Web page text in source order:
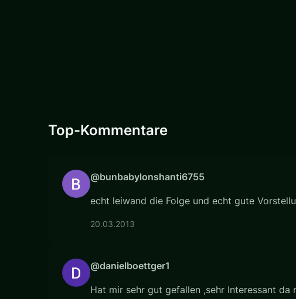
Top-Kommentare
@bunbabylonshanti6755
echt leiwand die Folge und echt gute
20.03.2013
@danielboettger1
Hat mir sehr gut gefallen ,sehr Interessant